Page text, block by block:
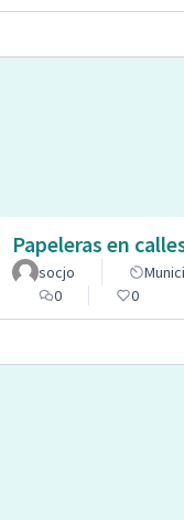
Papeleras en
socjo
0
0